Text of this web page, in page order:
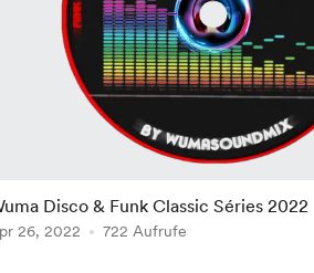
Disco & Funk Classic Séries 2022
26, 2022 722 Aufrufe